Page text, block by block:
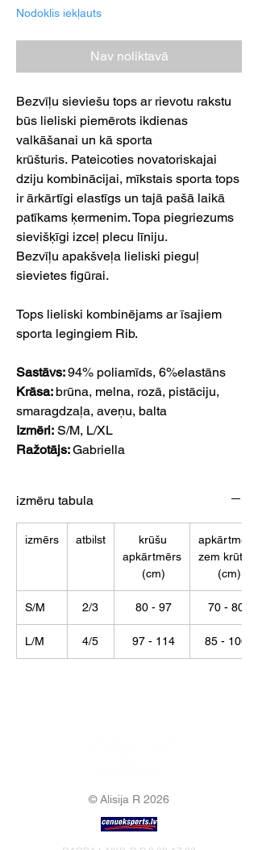
Nodoklis iekļauts
Nav noliktavā
Bezvīļu sieviešu tops ar rievotu rakstu
būs lieliski piemērots ikdienas
valkāšanai un kā sporta
krūšturis. Pateicoties novatoriskajai
dziju kombinācijai, mīkstais sporta tops
ir ārkārtīgi elastīgs un tajā pašā laikā
patīkams ķermenim. Topa piegriezums
sievišķīgi izceļ plecu līniju.
Bezvīļu apakšveļa lieliski pieguļ
sievietes figūrai.
Tops lieliski kombinējams ar īsajiem
sporta legingiem Rib.
Sastāvs:94% poliamīds, 6%elastāns
Krāsa: brūna, melna, rozā, pistāciju,
smaragdzaļa, aveņu, balta
Izmēri: S/M, L/XL
Ražotājs:Gabriella
izmēru tabula
izmērs atbilst
krūšu
apkārtmērs
(cm)
apkārtmērs
zem krūtīm
(cm)
S/M 2/3 80 - 97 70 - 80
L/M 4/5 97 - 114 85 - 100
© Alisija R 2026